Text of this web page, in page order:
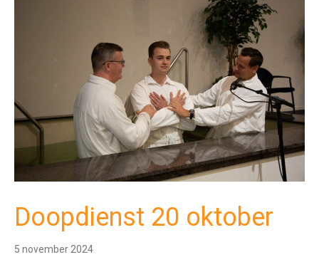
Doopdienst 20 oktober
5 november 2024